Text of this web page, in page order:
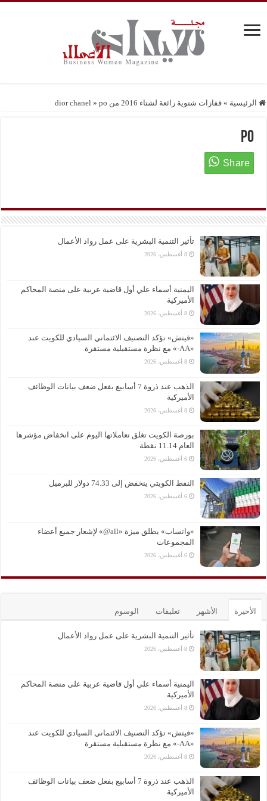
الرئيسية » قفازات شتوية رائعة لشتاء 2016 من dior chanel » po
po
تأثير التنمية البشرية على عمل رواد الأعمال
8 أغسطس، 2026
اليمنية أسماء علي أول قاضية عربية على منصة المحاكم
الأميركية
8 أغسطس، 2026
«فيتش» تؤكد التصنيف الائتماني السيادي للكويت عند
«AA-» مع نظرة مستقبلية مستقرة
8 أغسطس، 2026
الذهب عند ذروة 7 أسابيع بفعل ضعف بيانات الوظائف
الأميركية
8 أغسطس، 2026
بورصة الكويت تغلق تعاملاتها اليوم على انخفاض مؤشرها
العام 11.14 نقطة
6 أغسطس، 2026
النفط الكويتي ينخفض إلى 74.33 دولار للبرميل
6 أغسطس، 2026
«واتساب» يطلق ميزة «all@» لإشعار جميع أعضاء
المجموعات
6 أغسطس، 2026
الأخيرة الأشهر تعليقات الوسوم
تأثير التنمية البشرية على عمل رواد الأعمال
8 أغسطس، 2026
اليمنية أسماء علي أول قاضية عربية على منصة المحاكم
الأميركية
8 أغسطس، 2026
«فيتش» تؤكد التصنيف الائتماني السيادي للكويت عند
«AA-» مع نظرة مستقبلية مستقرة
8 أغسطس، 2026
الذهب عند ذروة 7 أسابيع بفعل ضعف بيانات الوظائف
الأميركية